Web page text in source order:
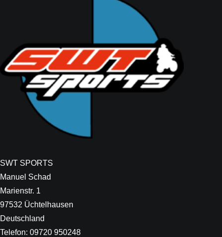
SWT SPORTS
Manuel Schad
Marienstr. 1
97532 Üchtelhausen
Deutschland
Telefon: 09720 950248